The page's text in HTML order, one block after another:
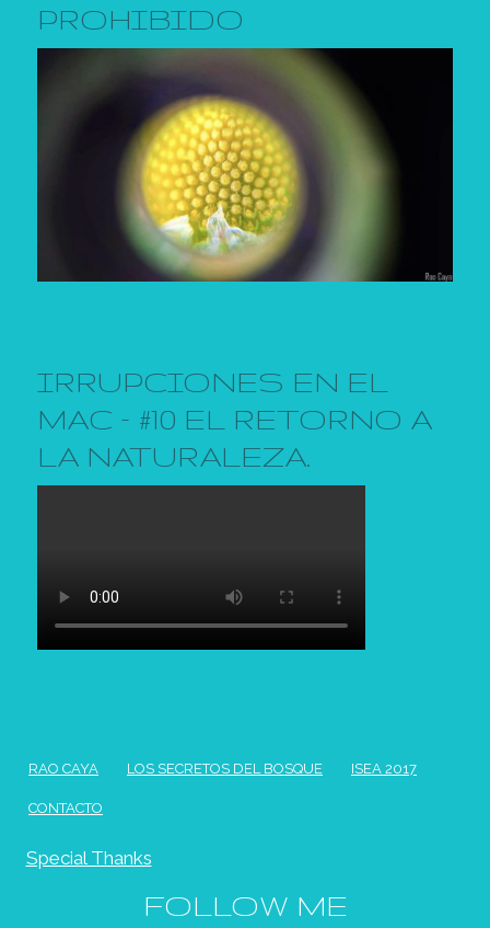
PROHIBIDO
IRRUPCIONES EN EL
MAC – #10 EL RETORNO A
LA NATURALEZA.
RAO CAYA LOS SECRETOS DEL BOSQUE ISEA 2017
CONTACTO
Special Thanks
FOLLOW ME